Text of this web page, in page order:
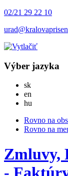
02/21 29 22 10
Výber jazyka
skSlovensky
en
hu
Rovno na
Rovno na
Zmluvy,